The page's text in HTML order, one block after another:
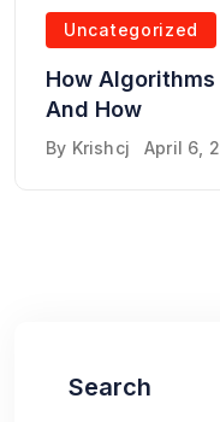
Uncategorized
How
And How
By Krishcj April 6,
Search